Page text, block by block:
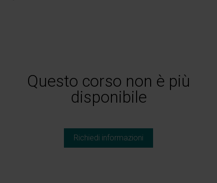
Questo corso non è più
disponibile
Richiedi informazioni